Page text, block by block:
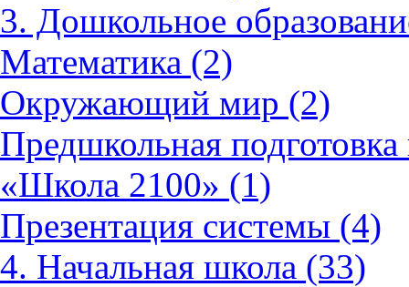
3. Дошкольное
Математика (2)
Окружающий мир (2)
Предшкольная
«Школа 2100» (1)
Презентация системы (4)
4. Начальная школа (33)